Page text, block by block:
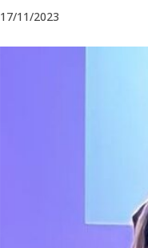
17/11/2023